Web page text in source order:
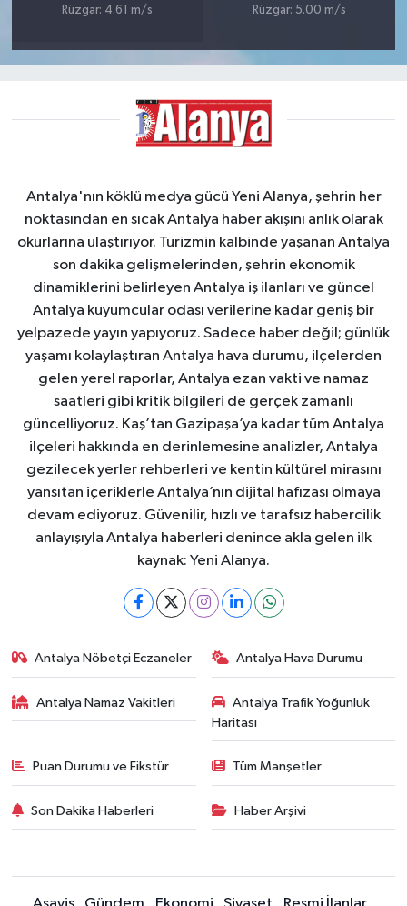
Rüzgar: 4.61 m/s
Rüzgar: 5.00 m/s
Antalya'nın köklü medya gücü Yeni Alanya, şehrin her
noktasından en sıcak Antalya haber akışını anlık olarak
okurlarına ulaştırıyor. Turizmin kalbinde yaşanan Antalya
son dakika gelişmelerinden, şehrin ekonomik
dinamiklerini belirleyen Antalya iş ilanları ve güncel
Antalya kuyumcular odası verilerine kadar geniş bir
yelpazede yayın yapıyoruz. Sadece haber değil; günlük
yaşamı kolaylaştıran Antalya hava durumu, ilçelerden
gelen yerel raporlar, Antalya ezan vakti ve namaz
saatleri gibi kritik bilgileri de gerçek zamanlı
güncelliyoruz. Kaş’tan Gazipaşa’ya kadar tüm Antalya
ilçeleri hakkında en derinlemesine analizler, Antalya
gezilecek yerler rehberleri ve kentin kültürel mirasını
yansıtan içeriklerle Antalya’nın dijital hafızası olmaya
devam ediyoruz. Güvenilir, hızlı ve tarafsız habercilik
anlayışıyla Antalya haberleri denince akla gelen ilk
kaynak: Yeni Alanya.
Antalya Nöbetçi Eczaneler Antalya Hava Durumu
Antalya Namaz Vakitleri
Antalya Trafik Yoğunluk
Haritası
Puan Durumu ve Fikstür Tüm Manşetler
Son Dakika Haberleri Haber Arşivi